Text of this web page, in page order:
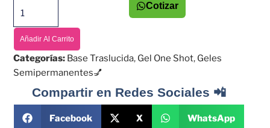
Añadir Al Carrito
Cotizar
Categorías: Base Traslucida, Gel One Shot, Geles
Semipermanentes💅
Compartir en Redes Sociales 📲
Facebook X WhatsApp